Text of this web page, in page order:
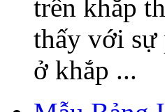
trên khắp
thấy với sự
ở khắp ...